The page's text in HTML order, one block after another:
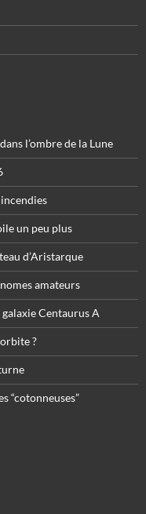
l’ombre de la Lune
un peu plus
d’Aristarque
amateurs
Centaurus A
?
“cotonneuses”